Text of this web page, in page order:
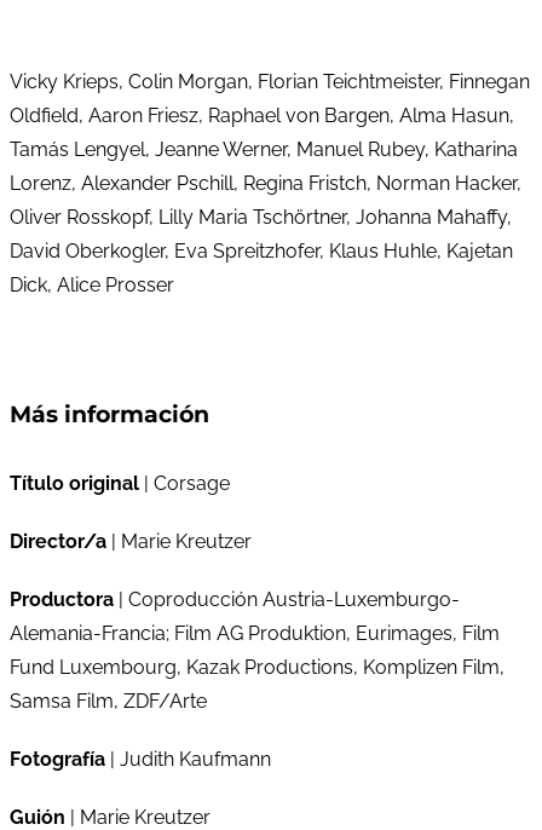
Vicky Krieps, Colin Morgan, Florian Teichtmeister, Finnegan
Oldfield, Aaron Friesz, Raphael von Bargen, Alma Hasun,
Tamás Lengyel, Jeanne Werner, Manuel Rubey, Katharina
Lorenz, Alexander Pschill, Regina Fristch, Norman Hacker,
Oliver Rosskopf, Lilly Maria Tschörtner, Johanna Mahaffy,
David Oberkogler, Eva Spreitzhofer, Klaus Huhle, Kajetan
Dick, Alice Prosser
Más información
Título original | Corsage
Director/a | Marie Kreutzer
Productora | Coproducción Austria-Luxemburgo-
Alemania-Francia; Film AG Produktion, Eurimages, Film
Fund Luxembourg, Kazak Productions, Komplizen Film,
Samsa Film, ZDF/Arte
Fotografía | Judith Kaufmann
Guión | Marie Kreutzer